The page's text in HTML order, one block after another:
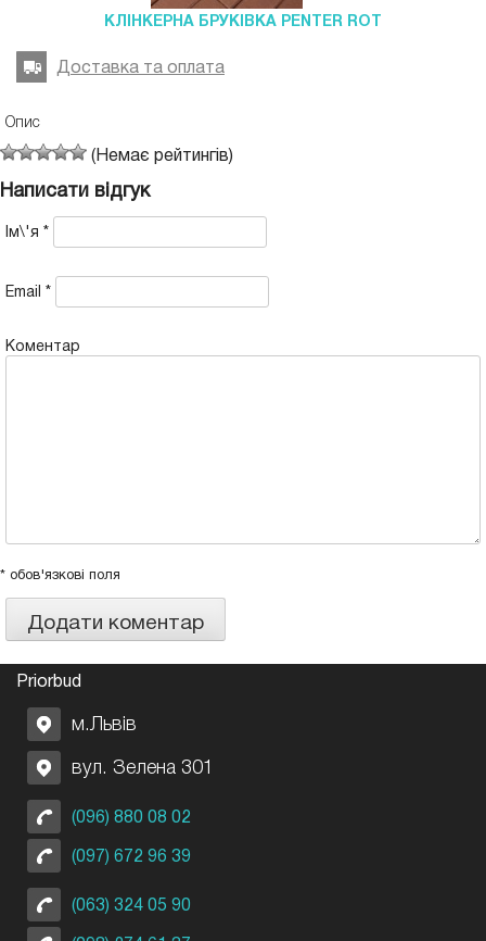
КЛІНКЕРНА БРУКІВКА PENTER ROT
Доставка та оплата
Опис
(Немає рейтингів)
Написати відгук
Ім\'я *
Email *
Коментар
* обов'язкові поля
Priorbud
м.Львів
вул. Зелена 301
(096) 880 08 02
(097) 672 96 39
(063) 324 05 90